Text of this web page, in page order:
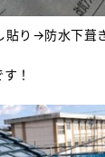
貼り→防水下葺
！